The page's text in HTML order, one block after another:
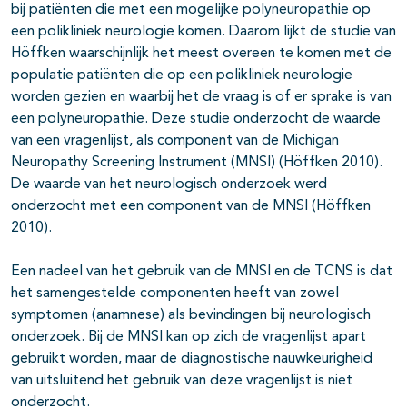
bij patiënten die met een mogelijke polyneuropathie op
een polikliniek neurologie komen. Daarom lijkt de studie van
Höffken waarschijnlijk het meest overeen te komen met de
populatie patiënten die op een polikliniek neurologie
worden gezien en waarbij het de vraag is of er sprake is van
een polyneuropathie. Deze studie onderzocht de waarde
van een vragenlijst, als component van de Michigan
Neuropathy Screening Instrument (MNSI) (Höffken 2010).
De waarde van het neurologisch onderzoek werd
onderzocht met een component van de MNSI (Höffken
2010).
Een nadeel van het gebruik van de MNSI en de TCNS is dat
het samengestelde componenten heeft van zowel
symptomen (anamnese) als bevindingen bij neurologisch
onderzoek. Bij de MNSI kan op zich de vragenlijst apart
gebruikt worden, maar de diagnostische nauwkeurigheid
van uitsluitend het gebruik van deze vragenlijst is niet
onderzocht.